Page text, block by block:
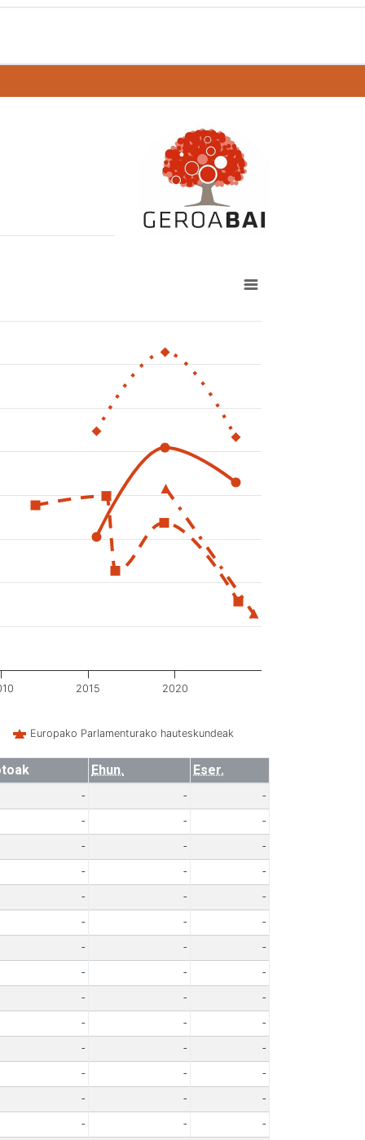
Europako Parlamenturako hauteskundeak
2015 2020
Ehun.
Eser.
- -
-
- -
-
- -
-
- -
-
- -
-
- -
-
- -
-
- -
-
- -
-
- -
-
- -
-
- -
-
- -
-
- -
-